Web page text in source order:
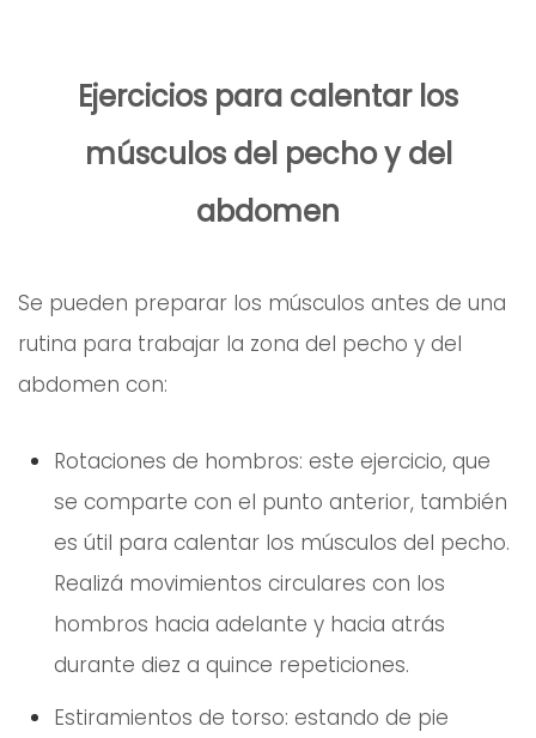
Ejercicios para calentar los
músculos del pecho y del
abdomen
Se pueden preparar los músculos antes de una
rutina para trabajar la zona del pecho y del
abdomen con:
Rotaciones de hombros: este ejercicio, que
se comparte con el punto anterior, también
es útil para calentar los músculos del pecho.
Realizá movimientos circulares con los
hombros hacia adelante y hacia atrás
durante diez a quince repeticiones.
Estiramientos de torso: estando de pie